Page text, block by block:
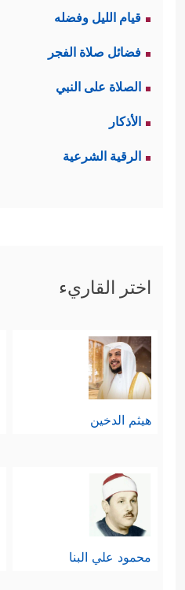
قيام الليل وفضله
فضائل صلاة الفجر
الصلاة على النبي
الأذكار
الرقية الشرعية
اختر القاريء
هيثم الدخين
محمود علي البنا